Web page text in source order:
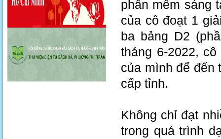
phần mềm sáng
của cô đoạt 1
ba bảng D2
tháng 6-2022,
của mình để đến
cấp tỉnh.
Không chỉ đạt
trong quá trình